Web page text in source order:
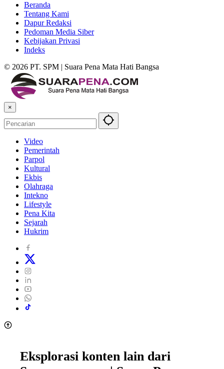
Beranda
Tentang Kami
Dapur Redaksi
Pedoman Media Siber
Kebijakan Privasi
Indeks
© 2026 PT. SPM | Suara Pena Mata Hati Bangsa
×
Video
Pemerintah
Parpol
Kultural
Ekbis
Olahraga
Intekno
Lifestyle
Pena Kita
Sejarah
Hukrim
Eksplorasi konten lain dari